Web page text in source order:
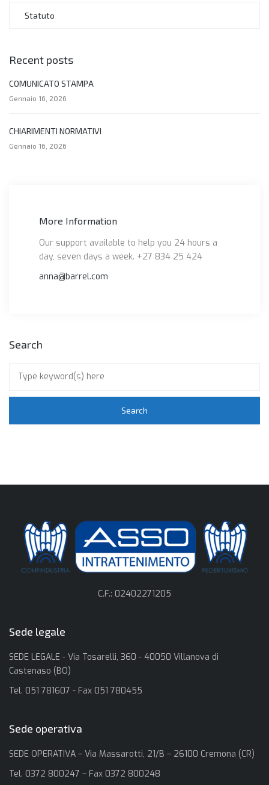
Statuto
Recent posts
COMUNICATO STAMPA
Gennaio 16, 2026
CHIARIMENTI NORMATIVI
Gennaio 16, 2026
More Information
Our support available to help you 24 hours a
day, seven days a week. +27 834 25 424
anna@barrel.com
Search
C.F.: 02402271205
Sede legale
SEDE LEGALE - Via Tosarelli, 360 - 40050 Villanova di
Castenaso (BO)
Tel. 051 781607 - Fax 051 780455
Sede operativa
SEDE OPERATIVA – Via Massarotti, 21/B – 26100 Cremona (CR)
Tel. 0372 800247 – Fax 0372 800248